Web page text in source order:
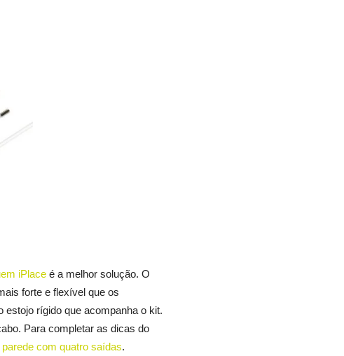
iPlace é a melhor solução. O
forte e flexível que os
rígido que acompanha o kit.
Para completar as dicas do
com quatro saídas.